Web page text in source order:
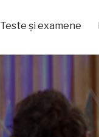
Teste și examene